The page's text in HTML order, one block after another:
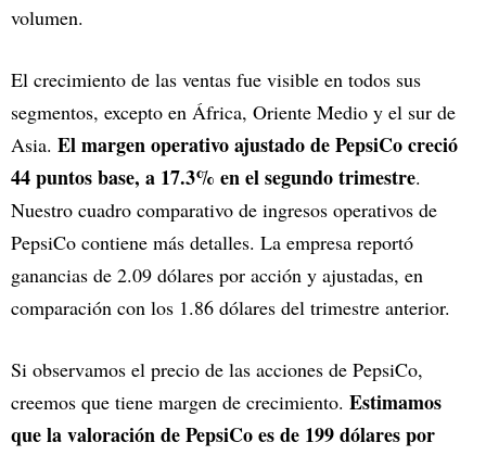
volumen.
El crecimiento de las ventas fue visible en todos sus
segmentos, excepto en África, Oriente Medio y el sur de
Asia. El margen operativo ajustado de PepsiCo creció
44 puntos base, a 17.3% en el segundo trimestre.
Nuestro cuadro comparativo de ingresos operativos de
PepsiCo contiene más detalles. La empresa reportó
ganancias de 2.09 dólares por acción y ajustadas, en
comparación con los 1.86 dólares del trimestre anterior.
Si observamos el precio de las acciones de PepsiCo,
creemos que tiene margen de crecimiento. Estimamos
que la valoración de PepsiCo es de 199 dólares por